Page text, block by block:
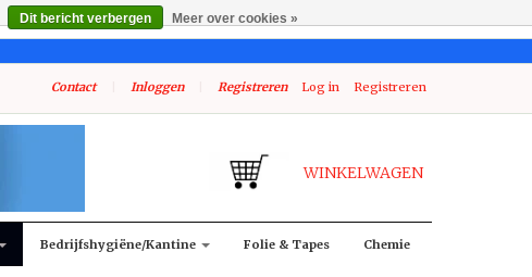
Contact Inloggen Registreren Log in Registreren
WINKELWAGEN
Bedrijfshygiëne/kantine Folie & Tapes Chemie
Dit bericht verbergen Meer over cookies »